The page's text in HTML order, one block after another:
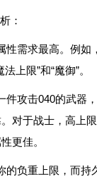
：
需求最高。例如
上限”和“魔御”。
件攻击040的武器
对于战士，高上
更佳。
的负重上限，而持